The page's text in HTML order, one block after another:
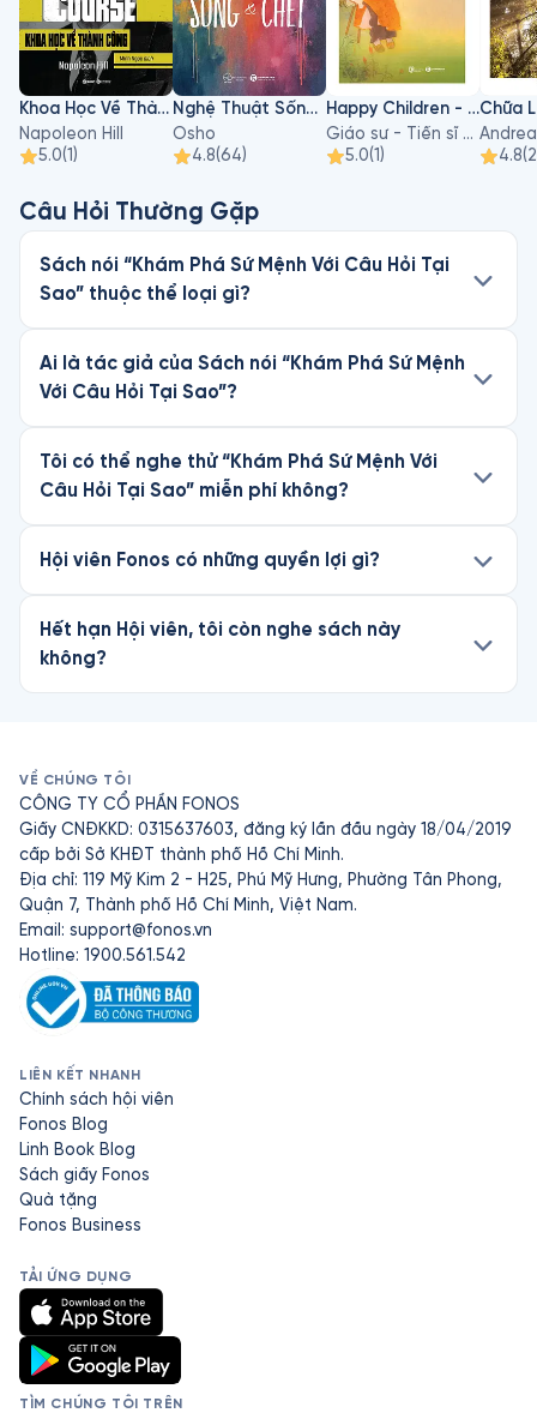
Khoa Học Về Thành Công
Napoleon Hill
5.0(1)
Nghệ Thuật Sống Và Chết
Osho
4.8(64)
Happy Children - Hiểu Về Sự Phát Triển Của Trẻ Để Nuôi Dạy Con An Lạc Và Hạnh Phúc
Giáo sư - Tiến sĩ Hà Vĩnh Thọ
5.0(1)
4.8(
Câu Hỏi Thường Gặp
Sách nói “Khám Phá Sứ Mệnh Với Câu Hỏi Tại
Sao” thuộc thể loại gì?
Ai là tác giả của Sách nói “Khám Phá Sứ Mệnh
Với Câu Hỏi Tại Sao”?
Tôi có thể nghe thử “Khám Phá Sứ Mệnh Với
Câu Hỏi Tại Sao” miễn phí không?
Hội viên Fonos có những quyền lợi gì?
Hết hạn Hội viên, tôi còn nghe sách này
không?
VỀ CHÚNG TÔI
CÔNG TY CỔ PHẦN FONOS
Giấy CNĐKKD: 0315637603, đăng ký lần đầu ngày 18/04/2019
cấp bởi Sở KHĐT thành phố Hồ Chí Minh.
Địa chỉ: 119 Mỹ Kim 2 - H25, Phú Mỹ Hưng, Phường Tân Phong,
Quận 7, Thành phố Hồ Chí Minh, Việt Nam.
Email: support@fonos.vn
Hotline: 1900.561.542
LIÊN KẾT NHANH
Chính sách hội viên
Fonos Blog
Linh Book Blog
Sách giấy Fonos
Quà tặng
Fonos Business
TẢI ỨNG DỤNG
TÌM CHÚNG TÔI TRÊN